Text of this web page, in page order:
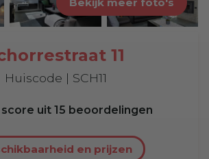
Bekijk meer foto's
11
Huiscode | SCH11
score uit 15 beoordelingen
en prijzen